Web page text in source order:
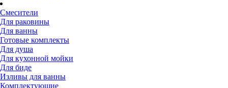
Смесители
Для раковины
Для ванны
Готовые комплекты
Для душа
Для кухонной мойки
Для биде
Изливы для ванны
Комплектующие